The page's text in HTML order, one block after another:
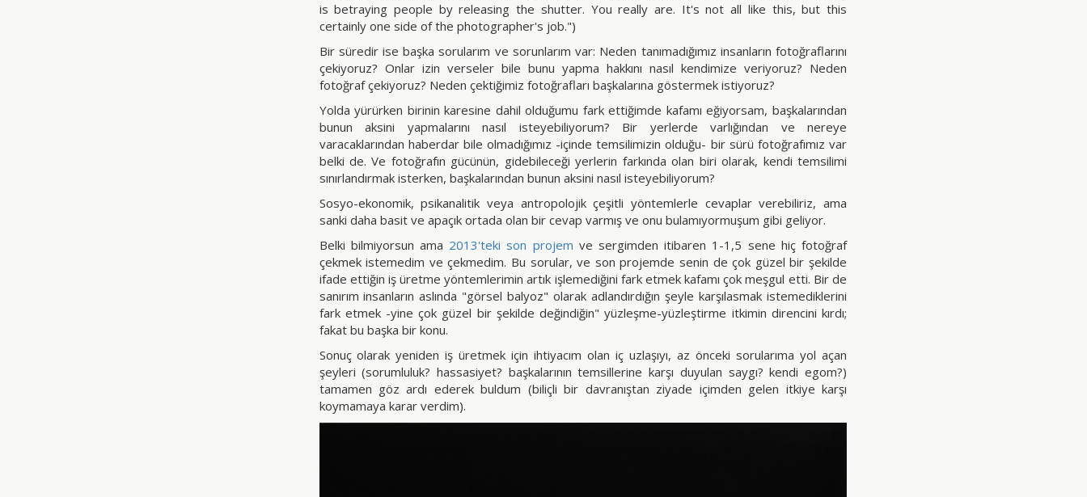
is betraying people by releasing the shutter. You really are. It's not all like this, but this
certainly one side of the photographer's job.")
Bir süredir ise başka sorularım ve sorunlarım var: Neden tanımadığımız insanların fotoğraflarını
çekiyoruz? Onlar izin verseler bile bunu yapma hakkını nasıl kendimize veriyoruz? Neden
fotoğraf çekiyoruz? Neden çektiğimiz fotoğrafları başkalarına göstermek istiyoruz?
Yolda yürürken birinin karesine dahil olduğumu fark ettiğimde kafamı eğiyorsam, başkalarından
bunun aksini yapmalarını nasıl isteyebiliyorum? Bir yerlerde varlığından ve nereye
varacaklarından haberdar bile olmadığımız -içinde temsilimizin olduğu- bir sürü fotoğrafımız var
belki de. Ve fotoğrafın gücünün, gidebileceği yerlerin farkında olan biri olarak, kendi temsilimi
sınırlandırmak isterken, başkalarından bunun aksini nasıl isteyebiliyorum?
Sosyo-ekonomik, psikanalitik veya antropolojik çeşitli yöntemlerle cevaplar verebiliriz, ama
sanki daha basit ve apaçık ortada olan bir cevap varmış ve onu bulamıyormuşum gibi geliyor.
Belki bilmiyorsun ama 2013'teki son projem ve sergimden itibaren 1-1,5 sene hiç fotoğraf
çekmek istemedim ve çekmedim. Bu sorular, ve son projemde senin de çok güzel bir şekilde
ifade ettiğin iş üretme yöntemlerimin artık işlemediğini fark etmek kafamı çok meşgul etti. Bir de
sanırım insanların aslında "görsel balyoz" olarak adlandırdığın şeyle karşılasmak istemediklerini
fark etmek -yine çok güzel bir şekilde değindiğin" yüzleşme-yüzleştirme itkimin direncini kırdı;
fakat bu başka bir konu.
Sonuç olarak yeniden iş üretmek için ihtiyacım olan iç uzlaşıyı, az önceki sorularıma yol açan
şeyleri (sorumluluk? hassasiyet? başkalarının temsillerine karşı duyulan saygı? kendi egom?)
tamamen göz ardı ederek buldum (biliçli bir davranıştan ziyade içimden gelen itkiye karşı
koymamaya karar verdim).